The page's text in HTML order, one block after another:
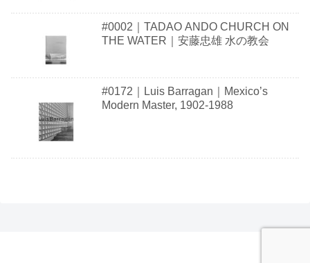
#0002｜TADAO ANDO CHURCH ON
THE WATER｜安藤忠雄 水の教会
#0172｜Luis Barragan｜Mexico’s
Modern Master, 1902-1988